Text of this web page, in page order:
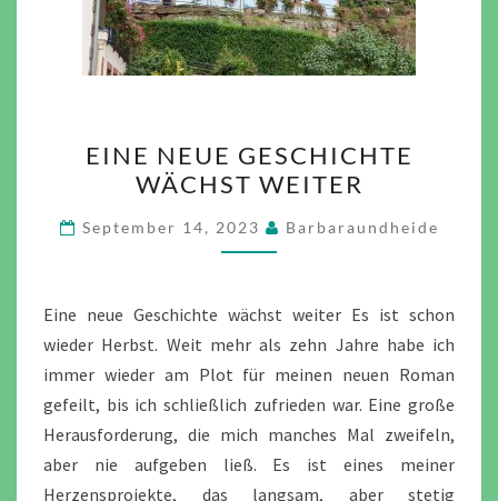
NEUE
GESCHICHTE
WÄCHST
WEITER
EINE NEUE GESCHICHTE
WÄCHST WEITER
September 14, 2023 Barbaraundheide
Eine neue Geschichte wächst weiter Es ist schon
wieder Herbst. Weit mehr als zehn Jahre habe ich
immer wieder am Plot für meinen neuen Roman
gefeilt, bis ich schließlich zufrieden war. Eine große
Herausforderung, die mich manches Mal zweifeln,
aber nie aufgeben ließ. Es ist eines meiner
Herzensprojekte, das langsam, aber stetig